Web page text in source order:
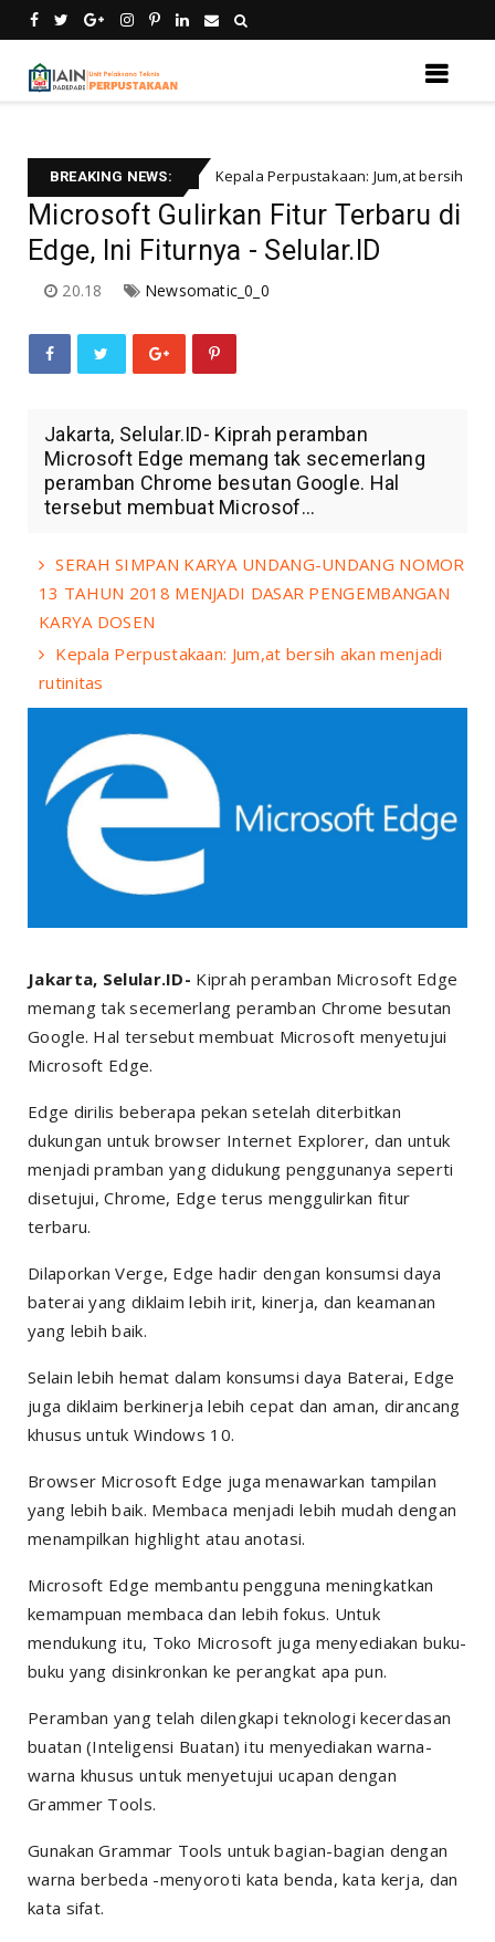
BREAKING NEWS:
Uncategorized Kepala Perpustakaan: Jum,at bersih akan
Microsoft Gulirkan Fitur Terbaru di
Edge, Ini Fiturnya - Selular.ID
20.18 Newsomatic_0_0
Jakarta, Selular.ID- Kiprah peramban
Microsoft Edge memang tak secemerlang
peramban Chrome besutan Google. Hal
tersebut membuat Microsof...
SERAH SIMPAN KARYA UNDANG-UNDANG NOMOR
13 TAHUN 2018 MENJADI DASAR PENGEMBANGAN
KARYA DOSEN
Kepala Perpustakaan: Jum,at bersih akan menjadi
rutinitas
Jakarta, Selular.ID- Kiprah peramban Microsoft Edge
memang tak secemerlang peramban Chrome besutan
Google. Hal tersebut membuat Microsoft menyetujui
Microsoft Edge.
Edge dirilis beberapa pekan setelah diterbitkan
dukungan untuk browser Internet Explorer, dan untuk
menjadi pramban yang didukung penggunanya seperti
disetujui, Chrome, Edge terus menggulirkan fitur
terbaru.
Dilaporkan Verge, Edge hadir dengan konsumsi daya
baterai yang diklaim lebih irit, kinerja, dan keamanan
yang lebih baik.
Selain lebih hemat dalam konsumsi daya Baterai, Edge
juga diklaim berkinerja lebih cepat dan aman, dirancang
khusus untuk Windows 10.
Browser Microsoft Edge juga menawarkan tampilan
yang lebih baik. Membaca menjadi lebih mudah dengan
menampilkan highlight atau anotasi.
Microsoft Edge membantu pengguna meningkatkan
kemampuan membaca dan lebih fokus. Untuk
mendukung itu, Toko Microsoft juga menyediakan buku-
buku yang disinkronkan ke perangkat apa pun.
Peramban yang telah dilengkapi teknologi kecerdasan
buatan (Inteligensi Buatan) itu menyediakan warna-
warna khusus untuk menyetujui ucapan dengan
Grammer Tools.
Gunakan Grammar Tools untuk bagian-bagian dengan
warna berbeda -menyoroti kata benda, kata kerja, dan
kata sifat.